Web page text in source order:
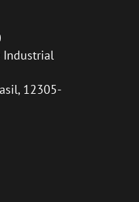
Industrial
12305-